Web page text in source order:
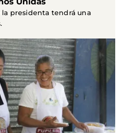
presidenta tendrá una